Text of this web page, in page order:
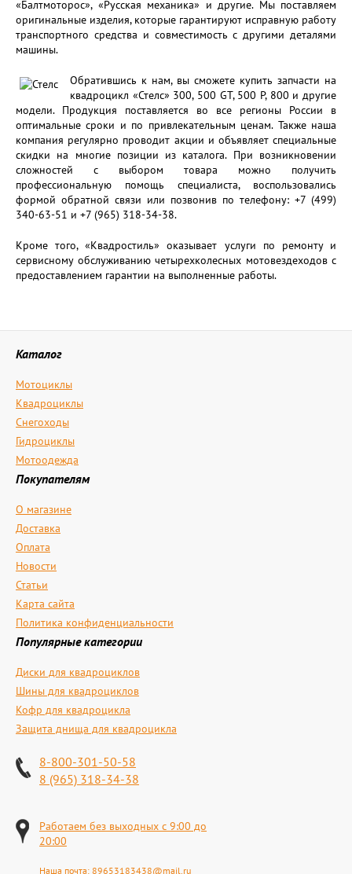
«Балтмоторос», «Русская механика» и другие. Мы поставляем
оригинальные изделия, которые гарантируют исправную работу
транспортного средства и совместимость с другими деталями
машины.
Обратившись к нам, вы сможете купить запчасти на
квадроцикл «Стелс» 300, 500 GT, 500 Р, 800 и другие
модели. Продукция поставляется во все регионы России в
оптимальные сроки и по привлекательным ценам. Также наша
компания регулярно проводит акции и объявляет специальные
скидки на многие позиции из каталога. При возникновении
сложностей с выбором товара можно получить
профессиональную помощь специалиста, воспользовались
формой обратной связи или позвонив по телефону: +7 (499)
340-63-51 и +7 (965) 318-34-38.
Кроме того, «Квадростиль» оказывает услуги по ремонту и
сервисному обслуживанию четырехколесных мотовездеходов с
предоставлением гарантии на выполненные работы.
Каталог
Мотоциклы
Квадроциклы
Снегоходы
Гидроциклы
Мотоодежда
Покупателям
О магазине
Доставка
Оплата
Новости
Статьи
Карта сайта
Политика конфиденциальности
Популярные категории
Диски для квадроциклов
Шины для квадроциклов
Кофр для квадроцикла
Защита днища для квадроцикла
8-800-301-50-58
8 (965) 318-34-38
Работаем без выходных с 9:00 до
20:00
Наша почта: 89653183438@mail.ru